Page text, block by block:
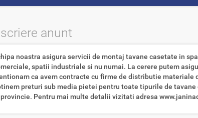
anunt
noastra asigura servicii de montaj tavane casetate in
spatii industriale si nu numai. La cerere putem
ca avem contracte cu firme de distributie materiale
preturi sub media pietei pentru toate tipurile de
Pentru mai multe detalii vizitati adresa